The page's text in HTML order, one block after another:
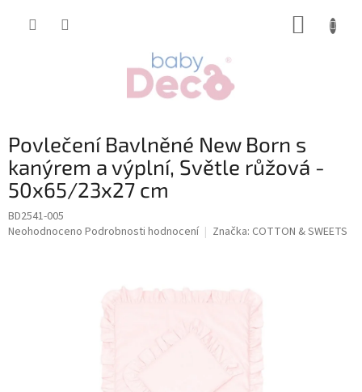
Povlečení Bavlněné New Born s
kanýrem a výplní, Světle růžová -
50x65/23x27 cm
BD2541-005
Průměrné
Neohodnoceno Podrobnosti hodnocení Značka: COTTON & SWEETS